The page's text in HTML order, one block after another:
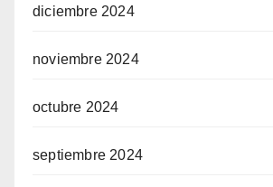
diciembre 2024
noviembre 2024
octubre 2024
septiembre 2024